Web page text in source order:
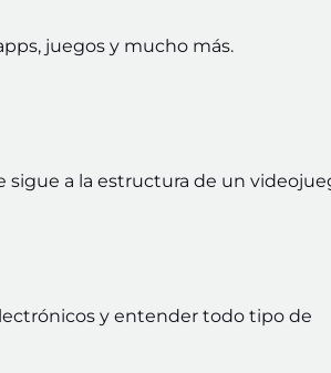
juegos y mucho más.
sigue a la estructura de un
y entender todo tipo de